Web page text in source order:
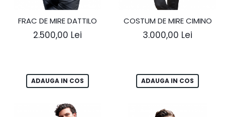
FRAC DE MIRE DATTILO
2.500,00 Lei
ADAUGA IN COS
COSTUM DE MIRE CIMINO
3.000,00 Lei
ADAUGA IN COS